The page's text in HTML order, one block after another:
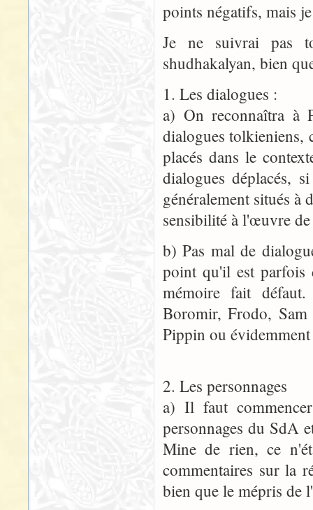
points négatifs, mais
Je ne suivrai pas
shudhakalyan, bien
1. Les dialogues :
a) On reconnaîtra à
dialogues tolkieniens,
placés dans le
dialogues déplacés,
généralement situés à
sensibilité à l'œuvre
b) Pas mal de
point qu'il est parfois
mémoire fait
Boromir, Frodo,
Pippin ou
2. Les personnages
a) Il faut
personnages du SdA
Mine de rien, ce
commentaires sur la
bien que le mépris de